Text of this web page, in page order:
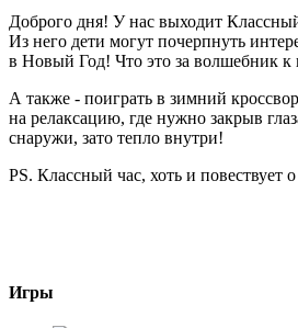
Доброго дня! У нас выходит
Из него дети могут почерпнуть
в Новый Год! Что это за волшебник
А также - поиграть в зимний
на релаксацию, где нужно закрыв
снаружи, зато тепло внутри!
PS. Классный час, хоть и повествует
Игры